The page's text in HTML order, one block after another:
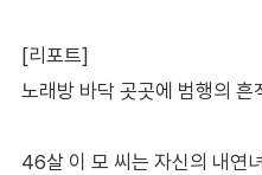
[리포트]
노래방 바닥 곳곳에 범행의 흔
46살 이 모 씨는 자신의 내연